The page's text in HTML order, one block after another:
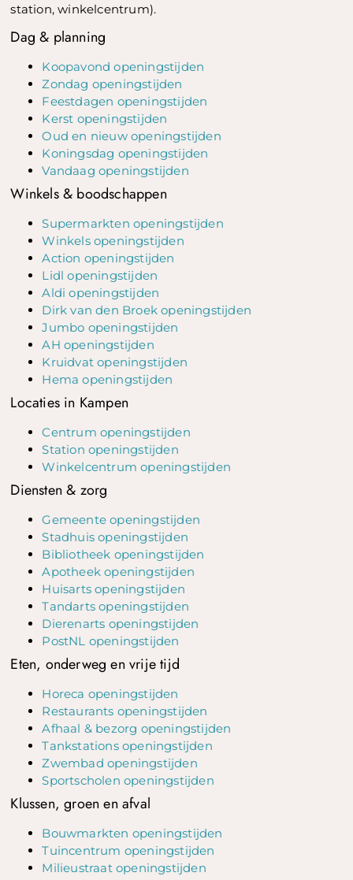
station, winkelcentrum).
Dag & planning
Koopavond openingstijden
Zondag openingstijden
Feestdagen openingstijden
Kerst openingstijden
Oud en nieuw openingstijden
Koningsdag openingstijden
Vandaag openingstijden
Winkels & boodschappen
Supermarkten openingstijden
Winkels openingstijden
Action openingstijden
Lidl openingstijden
Aldi openingstijden
Dirk van den Broek openingstijden
Jumbo openingstijden
AH openingstijden
Kruidvat openingstijden
Hema openingstijden
Locaties in Kampen
Centrum openingstijden
Station openingstijden
Winkelcentrum openingstijden
Diensten & zorg
Gemeente openingstijden
Stadhuis openingstijden
Bibliotheek openingstijden
Apotheek openingstijden
Huisarts openingstijden
Tandarts openingstijden
Dierenarts openingstijden
PostNL openingstijden
Eten, onderweg en vrije tijd
Horeca openingstijden
Restaurants openingstijden
Afhaal & bezorg openingstijden
Tankstations openingstijden
Zwembad openingstijden
Sportscholen openingstijden
Klussen, groen en afval
Bouwmarkten openingstijden
Tuincentrum openingstijden
Milieustraat openingstijden